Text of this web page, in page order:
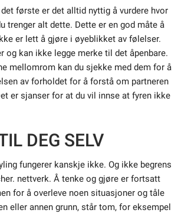
første er det alltid nyttig å vurdere hvor
trenger alt dette. Dette er en god måte å
er lett å gjøre i øyeblikket av følelser.
kan ikke legge merke til det åpenbare.
mellomrom kan du sjekke med dem for å
av forholdet for å forstå om partneren
er sjanser for at du vil innse at fyren ikke
DEG SELV
fungerer kanskje ikke. Og ikke begrens
nettverk. Å tenke og gjøre er fortsatt
for å overleve noen situasjoner og tåle
eller annen grunn, står tom, for eksempel